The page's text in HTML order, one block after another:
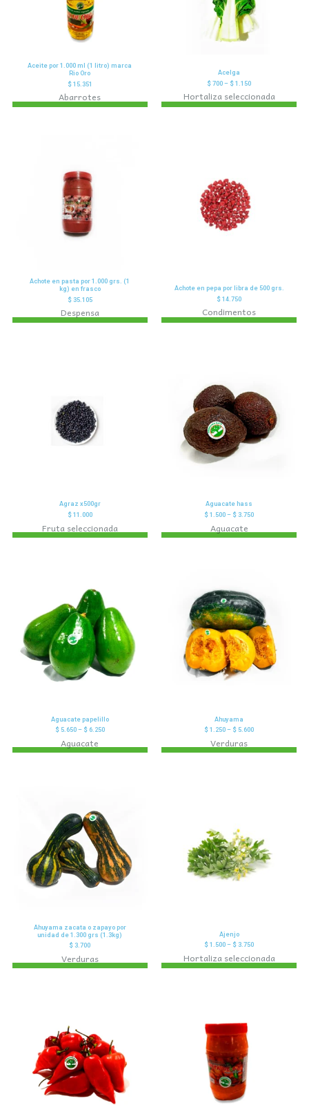
Aceite por 1.000 ml (1 litro) marca
Rio Oro
$15.351
Abarrotes
Acelga
$ 700 – $ 1.150
Hortaliza seleccionada
Achote en pasta por 1.000 grs. (1
kg) en frasco
$35.105
Despensa
Achote en pepa por libra de 500 grs.
$ 14.750
Condimentos
Agraz x500gr
$11.000
Fruta seleccionada
Aguacate hass
$ 1.500 – $ 3.750
Aguacate
Aguacate papelillo
$5.650– $6.250
Aguacate
Ahuyama
$ 1.250 – $ 5.600
Verduras
Ahuyama zacata o zapayo por
unidad de 1.300 grs (1.3kg)
$ 3.700
Verduras
Ajenjo
$ 1.500 – $ 3.750
Hortaliza seleccionada